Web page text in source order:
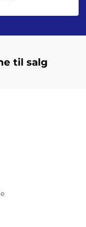
til salg